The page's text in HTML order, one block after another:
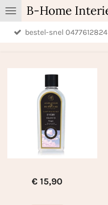
Ga
direct
naar
bestel-snel 0477612824
€ 15,90